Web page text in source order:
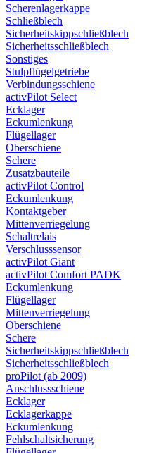
Scherenlagerkappe
Schließblech
Sicherheitskippschließblech
Sicherheitsschließblech
Sonstiges
Stulpflügelgetriebe
Verbindungsschiene
activPilot Select
Ecklager
Eckumlenkung
Flügellager
Oberschiene
Schere
Zusatzbauteile
activPilot Control
Eckumlenkung
Kontaktgeber
Mittenverriegelung
Schaltrelais
Verschlusssensor
activPilot Giant
activPilot Comfort PADK
Eckumlenkung
Flügellager
Mittenverriegelung
Oberschiene
Schere
Sicherheitskippschließblech
Sicherheitsschließblech
proPilot (ab 2009)
Anschlussschiene
Ecklager
Ecklagerkappe
Eckumlenkung
Fehlschaltsicherung